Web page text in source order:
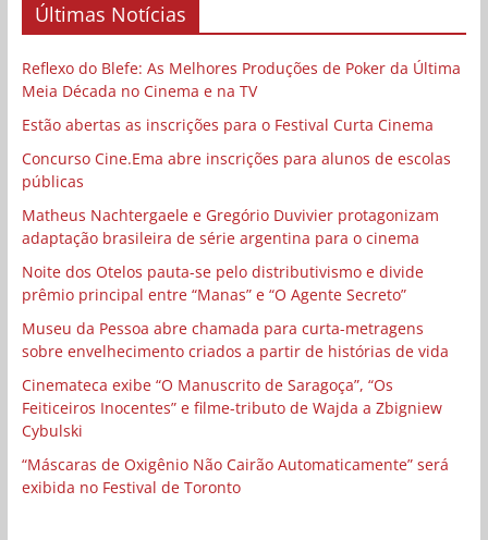
Últimas Notícias
Reflexo do Blefe: As Melhores Produções de Poker da Última
Meia Década no Cinema e na TV
Estão abertas as inscrições para o Festival Curta Cinema
Concurso Cine.Ema abre inscrições para alunos de escolas
públicas
Matheus Nachtergaele e Gregório Duvivier protagonizam
adaptação brasileira de série argentina para o cinema
Noite dos Otelos pauta-se pelo distributivismo e divide
prêmio principal entre “Manas” e “O Agente Secreto”
Museu da Pessoa abre chamada para curta-metragens
sobre envelhecimento criados a partir de histórias de vida
Cinemateca exibe “O Manuscrito de Saragoça”, “Os
Feiticeiros Inocentes” e filme-tributo de Wajda a Zbigniew
Cybulski
“Máscaras de Oxigênio Não Cairão Automaticamente” será
exibida no Festival de Toronto